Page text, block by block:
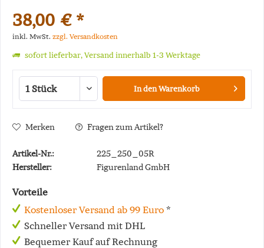
38,00 € *
inkl. MwSt. zzgl. Versandkosten
sofort lieferbar, Versand innerhalb 1-3 Werktage
In denWarenkorb
Merken Fragen zum Artikel?
Artikel-Nr.:
225_250_05R
Hersteller:
Figurenland GmbH
Vorteile
Kostenloser Versand ab 99 Euro *
Schneller Versand mit DHL
Bequemer Kauf auf Rechnung